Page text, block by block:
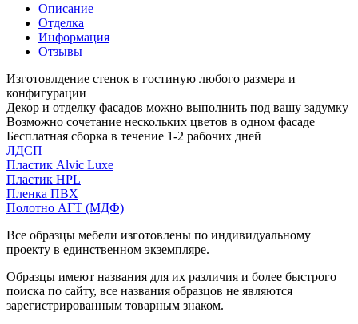
Описание
Отделка
Информация
Отзывы
Изготовлдение стенок в гостиную любого размера и
конфигурации
Декор и отделку фасадов можно выполнить под вашу задумку
Возможно сочетание нескольких цветов в одном фасаде
Бесплатная сборка в течение 1-2 рабочих дней
ЛДСП
Пластик Alvic Luxe
Пластик HPL
Пленка ПВХ
Полотно АГТ (МДФ)
Все образцы мебели изготовлены по индивидуальному
проекту в единственном экземпляре.
Образцы имеют названия для их различия и более быстрого
поиска по сайту, все названия образцов не являются
зарегистрированным товарным знаком.